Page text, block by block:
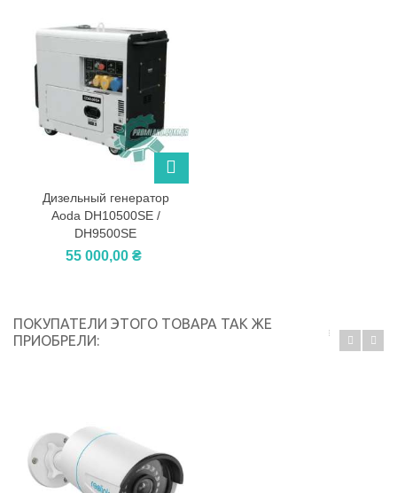
Дизельный генератор
Aoda DH10500SE /
DH9500SE
55 000,00 ₴
ПОКУПАТЕЛИ ЭТОГО ТОВАРА ТАК ЖЕ
ПРИОБРЕЛИ: